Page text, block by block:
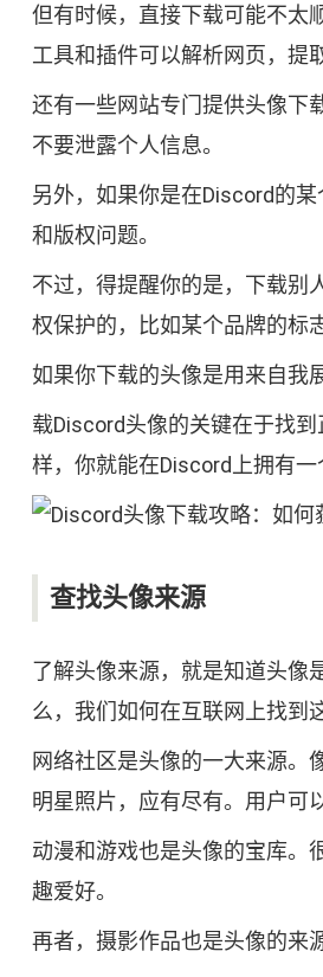
但有时候，直接下载可能不太
工具和插件可以解析网页，提
还有一些网站专门提供头像下
不要泄露个人信息。
另外，如果你是在Discord的
和版权问题。
不过，得提醒你的是，下载别
权保护的，比如某个品牌的标
如果你下载的头像是用来自我
载Discord头像的关键在于找
样，你就能在Discord上拥有一
查找头像来源
了解头像来源，就是知道头像
么，我们如何在互联网上找到
网络社区是头像的一大来源。
明星照片，应有尽有。用户可
动漫和游戏也是头像的宝库。
趣爱好。
再者，摄影作品也是头像的来